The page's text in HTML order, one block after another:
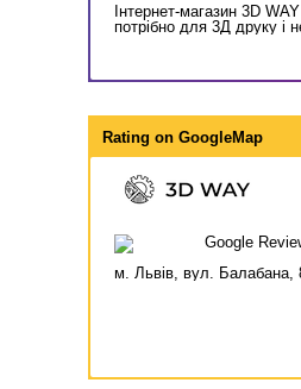
Інтернет-магазин 3D
потрібно для 3Д друку і
Rating on GoogleMap
м. Львів, вул. Балабана,